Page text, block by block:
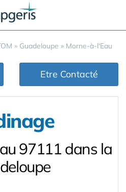
» Guadeloupe » Morne-à-l'Eau
Etre Contacté
97111 dans la